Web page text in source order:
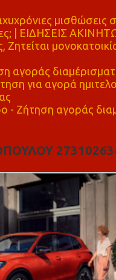
μισθώσεις
| ΕΙΔΗΣΕΙΣ
αγοράς
για αγορά
- Ζήτηση αγοράς